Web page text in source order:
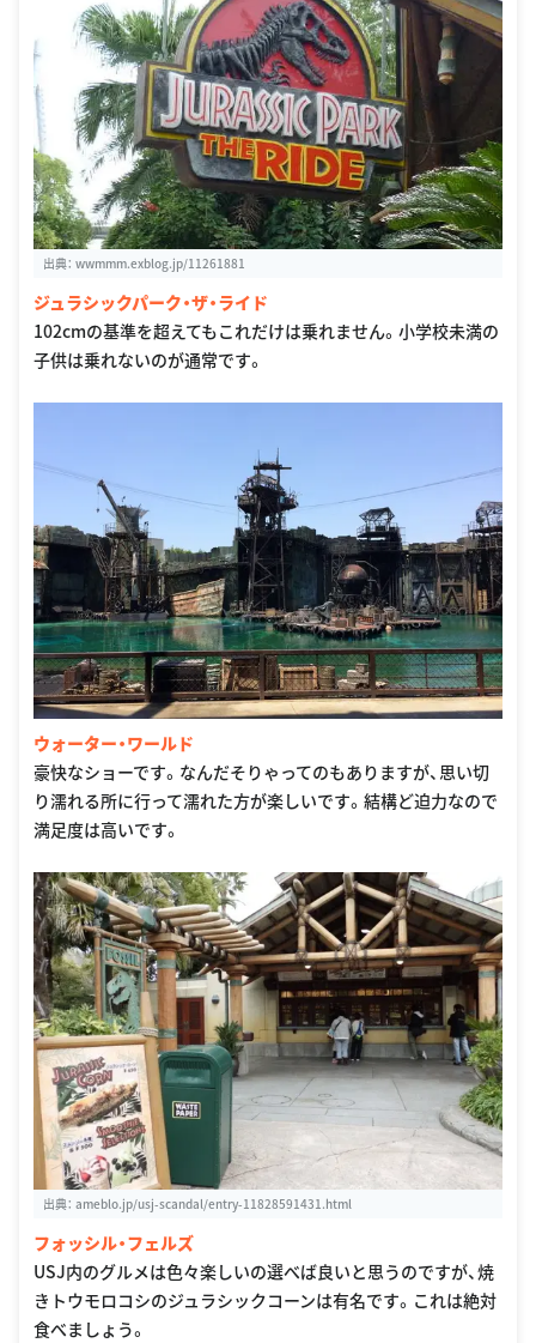
出典： wwmmm.exblog.jp/11261881
ジュラシックパーク・ザ・ライド
102cmの基準を超えてもこれだけは乗れません。小学校未満の
子供は乗れないのが通常です。
ウォーター・ワールド
豪快なショーです。なんだそりゃってのもありますが、思い切
り濡れる所に行って濡れた方が楽しいです。結構ど迫力なので
満足度は高いです。
出典： ameblo.jp/usj-scandal/entry-11828591431.html
フォッシル・フェルズ
USJ内のグルメは色々楽しいの選べば良いと思うのですが、焼
きトウモロコシのジュラシックコーンは有名です。これは絶対
食べましょう。